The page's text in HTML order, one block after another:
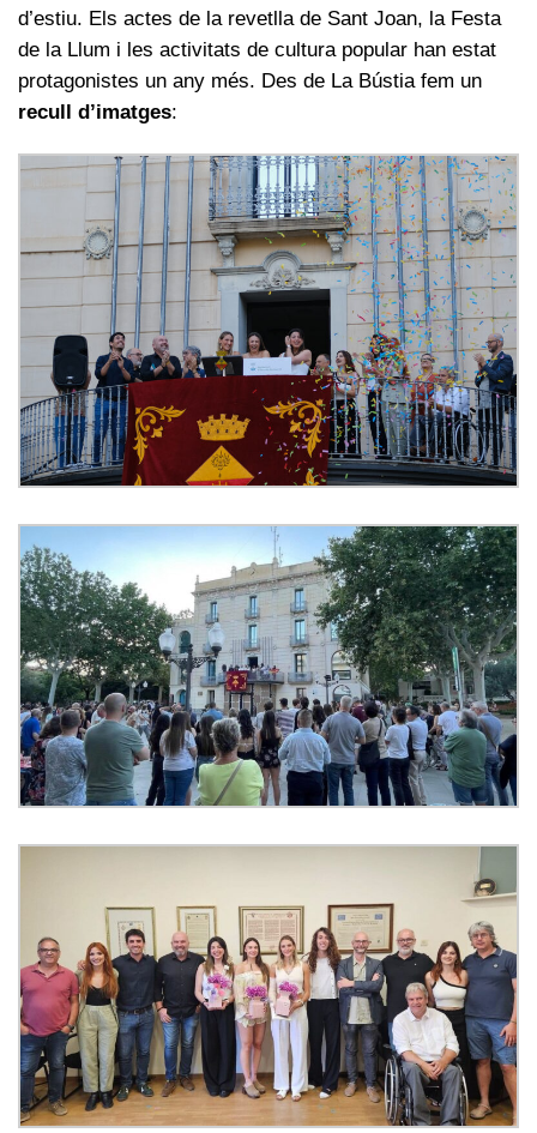
d’estiu. Els actes de la revetlla de Sant Joan, la Festa
de la Llum i les activitats de cultura popular han estat
protagonistes un any més. Des de La Bústia fem un
recull d’imatges: